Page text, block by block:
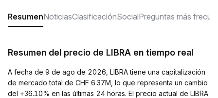
ResumenNoticiasClasificaciónSocialPreguntas más
Resumen del precio de LIBRA en tiempo real
A fecha de 9 de ago de 2026, LIBRA tiene una capitalización
de mercado total de CHF 6.37M, lo que representa un cambio
del +36.10% en las últimas 24 horas. El precio actual de LIBRA